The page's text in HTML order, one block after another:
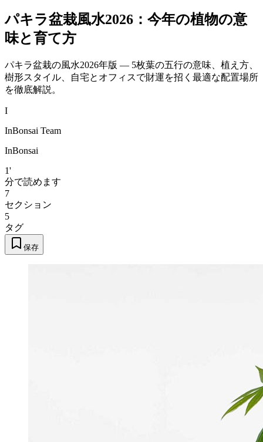
パキラ盆栽風水2026：今年の植物の意
味と育て方
パキラ盆栽の風水2026年版 — 5枚葉の五行の意味、植え方、
樹形スタイル、自宅とオフィスで財運を招く最適な配置場所
を徹底解説。
I
InBonsai Team
InBonsai
1'
分で読めます
7
セクション
5
タグ
保存